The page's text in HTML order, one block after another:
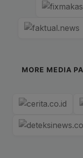
MORE MEDIA